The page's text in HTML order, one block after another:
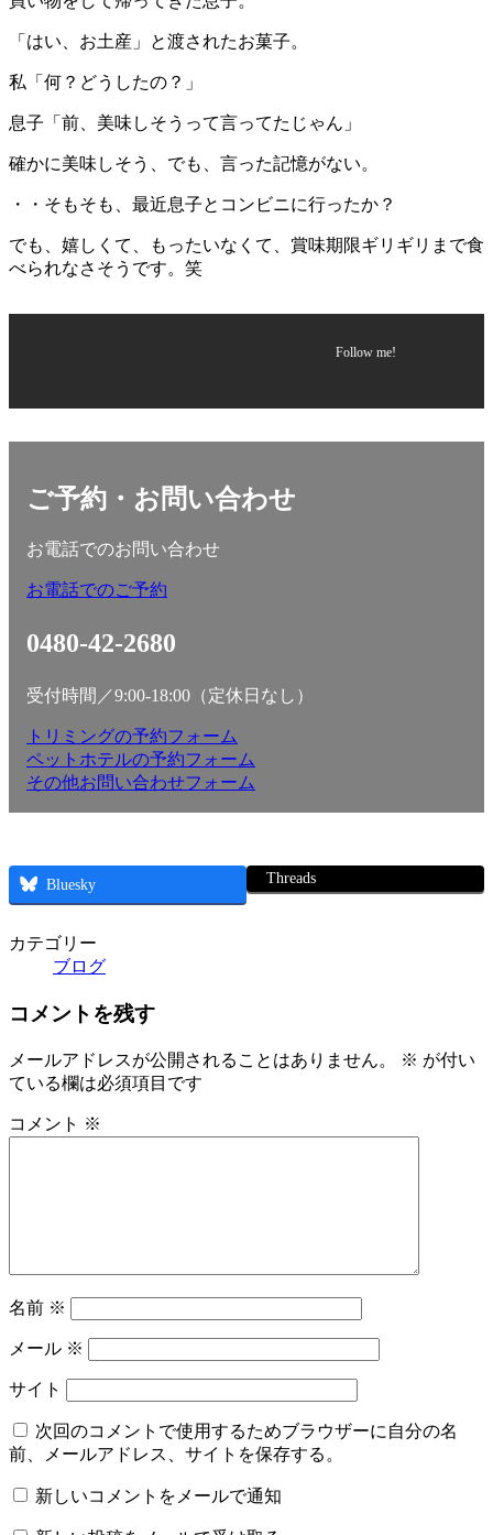
「はい、お土産」と渡されたお菓子。
私「何？どうしたの？」
息子「前、美味しそうって言ってたじゃん」
確かに美味しそう、でも、言った記憶がない。
・・そもそも、最近息子とコンビニに行ったか？
でも、嬉しくて、もったいなくて、賞味期限ギリギリまで食
べられなさそうです。笑
Follow me!
ご予約・お問い合わせ
お電話でのお問い合わせ
お電話でのご予約
0480-42-2680
受付時間／9:00-18:00（定休日なし）
トリミングの予約フォーム
ペットホテルの予約フォーム
その他お問い合わせフォーム
Bluesky Threads
カテゴリー
ブログ
コメントを残す
メールアドレスが公開されることはありません。 ※ が付い
ている欄は必須項目です
コメント ※
名前 ※
メール ※
サイト
次回のコメントで使用するためブラウザーに自分の名
前、メールアドレス、サイトを保存する。
新しいコメントをメールで通知